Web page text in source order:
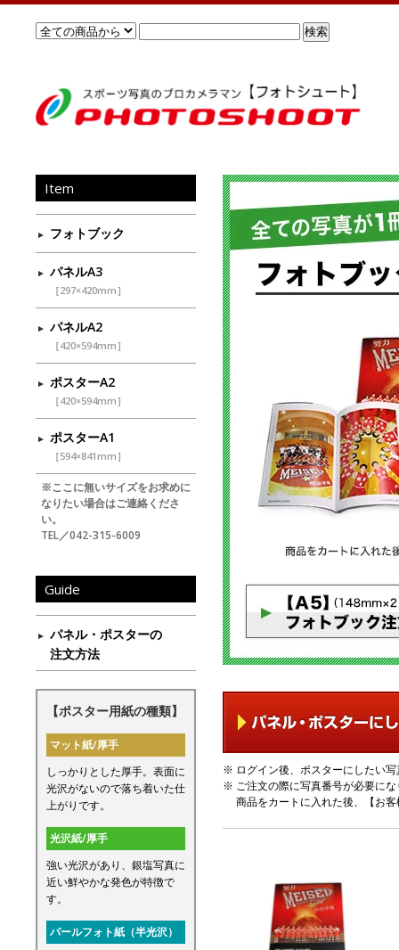
※ ログイン後、ポスターにしたい
※ ご注文の際に写真番号が必要にな
商品をカートに入れた後、【お客
Item
フォトブック
パネルA3
［297×420mm］
パネルA2
［420×594mm］
ポスターA2
［420×594mm］
ポスターA1
［594×841mm］
※ここに無いサイズをお求めに
なりたい場合はご連絡くださ
い。
TEL／042-315-6009
Guide
パネル・ポスターの
注文方法
【ポスター用紙の種類】
マット紙/厚手
しっかりとした厚手。表面に
光沢がないので落ち着いた仕
上がりです。
光沢紙/厚手
強い光沢があり、銀塩写真に
近い鮮やかな発色が特徴で
す。
パールフォト紙（半光沢）